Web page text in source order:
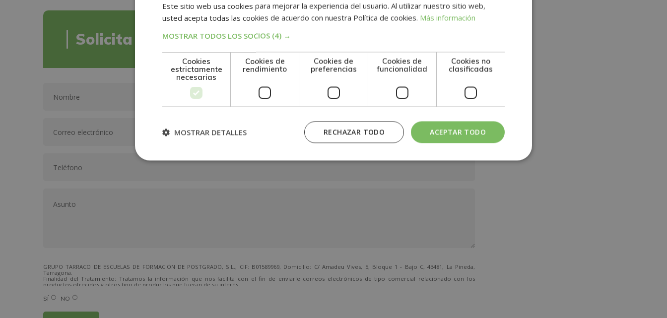
Solicita información
GRUPO TARRACO DE ESCUELAS DE FORMACIÓN DE POSTGRADO, S.L., CIF: B01589969, Domicilio: C/ Amadeu Vives, 5, Bloque 1 - Bajo C, 43481, La Pineda,
Tarragona.
Finalidad del Tratamiento: Tratamos la información que nos facilita con el fin de enviarle correos electrónicos de tipo comercial relacionado con los
productos ofrecidos y otros tipo de productos que fueran de su interés.
Derechos: Puede ejercitar sus derechos identificándose suficientemente, dirigiéndose a la dirección direccion@grupotarraco.com.
Para más información consulte nuestra Política de Privacidad.
SÍ NO
Este sitio web usa cookies para mejorar la experiencia del usuario. Al utilizar nuestro sitio web,
usted acepta todas las cookies de acuerdo con nuestra Política de cookies. Más información
MOSTRAR TODOS LOS SOCIOS (4) →
Cookies
estrictamente
necesarias
Cookies de
rendimiento
Cookies de
preferencias
Cookies de
funcionalidad
Cookies no
clasificadas
ACEPTAR TODO
RECHAZAR TODO
MOSTRAR DETALLES